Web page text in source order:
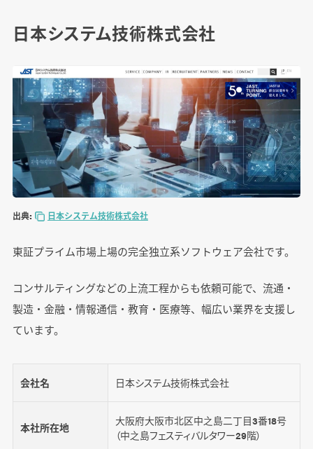
日本システム技術株式会社
出典: 日本システム技術株式会社
東証プライム市場上場の完全独立系ソフトウェア会社です。
コンサルティングなどの上流工程からも依頼可能で、流通・
製造・金融・情報通信・教育・医療等、幅広い業界を支援し
ています。
会社名 日本システム技術株式会社
本社所在地
大阪府大阪市北区中之島二丁目3番18号
（中之島フェスティバルタワー29階）